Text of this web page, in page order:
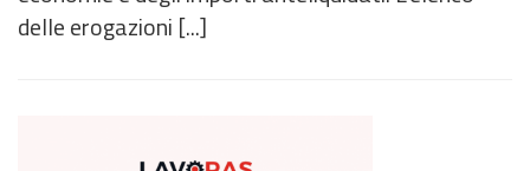
delle erogazioni [...]